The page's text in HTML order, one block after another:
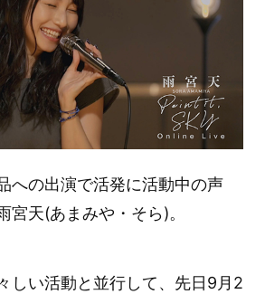
への出演で活発に活動中の声
宮天(あまみや・そら)。
しい活動と並行して、先日9月2